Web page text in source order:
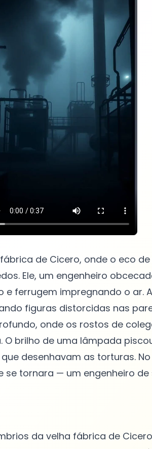
de Cicero, onde o eco
Ele, um engenheiro
e ferrugem impregnando o ar.
figuras distorcidas nas
onde os rostos de
brilho de uma lâmpada
desenhavam as torturas.
se tornara — um engenheiro
da velha fábrica de